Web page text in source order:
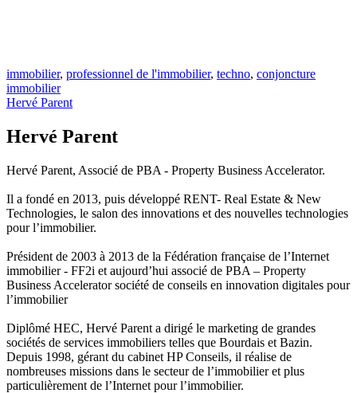
immobilier, professionnel de l'immobilier, techno, conjoncture
immobilier
Hervé Parent
Hervé Parent
Hervé Parent, Associé de PBA - Property Business Accelerator.
Il a fondé en 2013, puis développé RENT- Real Estate & New
Technologies, le salon des innovations et des nouvelles technologies
pour l’immobilier.
Président de 2003 à 2013 de la Fédération française de l’Internet
immobilier - FF2i et aujourd’hui associé de PBA – Property
Business Accelerator société de conseils en innovation digitales pour
l’immobilier
Diplômé HEC, Hervé Parent a dirigé le marketing de grandes
sociétés de services immobiliers telles que Bourdais et Bazin.
Depuis 1998, gérant du cabinet HP Conseils, il réalise de
nombreuses missions dans le secteur de l’immobilier et plus
particulièrement de l’Internet pour l’immobilier.